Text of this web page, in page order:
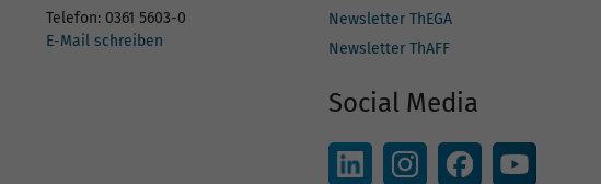
Telefon: 0361 5603-0
E-Mail schreiben
Newsletter ThEGA
Newsletter ThAFF
Social Media